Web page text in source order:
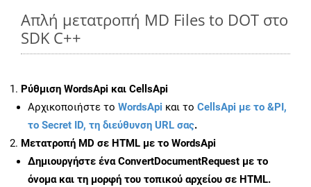
Απλή μετατροπή MD Files to DOT στο
SDK C++
Ρύθμιση WordsApi και CellsApi
Αρχικοποιήστε το WordsApi και το CellsApi με το &PI,
το Secret ID, τη διεύθυνση URL σας.
Μετατροπή MD σε HTML με το WordsApi
Δημιουργήστε έναConvertDocumentRequest με το
όνομα και τη μορφή του τοπικού αρχείου σε HTML.